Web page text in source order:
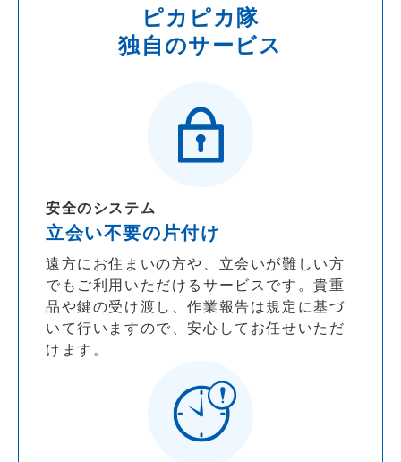
ピカピカ隊
独自のサービス
安全のシステム
立会い不要の片付け
遠方にお住まいの方や、立会いが難しい方
でもご利用いただけるサービスです。貴重
品や鍵の受け渡し、作業報告は規定に基づ
いて行いますので、安心してお任せいただ
けます。